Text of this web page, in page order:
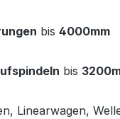
bis 4000mm
bis
Linearwagen,